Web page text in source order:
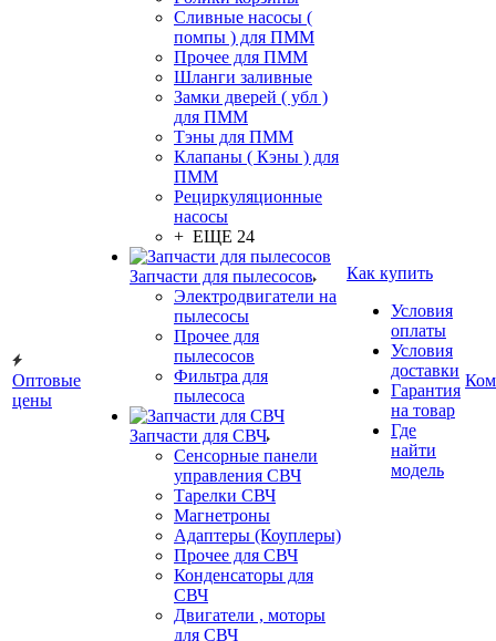
Оптовые
цены
Сливные насосы (
помпы ) для ПММ
Прочее для ПММ
Шланги заливные
Замки дверей ( убл )
для ПММ
Тэны для ПММ
Клапаны ( Кэны ) для
ПММ
Рециркуляционные
насосы
+ ЕЩЕ 24
Запчасти для пылесосов
Электродвигатели на
пылесосы
Прочее для
пылесосов
Фильтра для
пылесоса
Запчасти для СВЧ
Сенсорные панели
управления СВЧ
Тарелки СВЧ
Магнетроны
Адаптеры (Коуплеры)
Прочее для СВЧ
Конденсаторы для
СВЧ
Двигатели , моторы
для СВЧ
Как купить
Условия
оплаты
Условия
доставки
Гарантия
на товар
Где
найти
модель